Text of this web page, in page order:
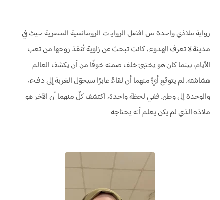
رواية ملاذي واحدة من افضل الروايات الرومانسية المصرية حيث في
مدينة لا تعرف الهدوء، كانت تبحث عن زاوية تُنقذ روحها من تعب
الأيام، بينما كان هو يختبئ خلف صمته خوفًا من أن يكشف العالم
هشاشته. لم يتوقع أيٌّ منهما أن لقاءً عابرًا سيحوّل الغربة إلى دفء،
والوحدة إلى وطن. ففي لحظة واحدة، اكتشف كلٌ منهما أن الآخر هو
ملاذه الذي لم يكن يعلم أنه يحتاجه